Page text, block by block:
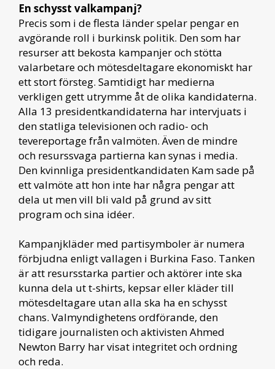
En schysst valkampanj?
Precis som i de flesta länder spelar pengar en
avgörande roll i burkinsk politik. Den som har
resurser att bekosta kampanjer och stötta
valarbetare och mötesdeltagare ekonomiskt har
ett stort försteg. Samtidigt har medierna
verkligen gett utrymme åt de olika kandidaterna.
Alla 13 presidentkandidaterna har intervjuats i
den statliga televisionen och radio- och
tevereportage från valmöten. Även de mindre
och resurssvaga partierna kan synas i media.
Den kvinnliga presidentkandidaten Kam sade på
ett valmöte att hon inte har några pengar att
dela ut men vill bli vald på grund av sitt
program och sina idéer.
Kampanjkläder med partisymboler är numera
förbjudna enligt vallagen i Burkina Faso. Tanken
är att resursstarka partier och aktörer inte ska
kunna dela ut t-shirts, kepsar eller kläder till
mötesdeltagare utan alla ska ha en schysst
chans. Valmyndighetens ordförande, den
tidigare journalisten och aktivisten Ahmed
Newton Barry har visat integritet och ordning
och reda.